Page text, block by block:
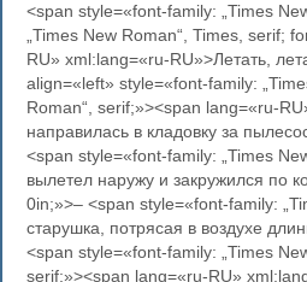
<span style=«font-family: „Times
„Times New Roman“, Times, serif;
RU» xml:lang=«ru-RU»>Летать,
align=«left» style=«font-family:
Roman“, serif;»><span lang=«ru-
направилась в кладовку за
<span style=«font-family: „Times
вылетел наружу и закружился по
0in;»>– <span style=«font-family:
старушка, потрясая в воздухе
<span style=«font-family: „Times
serif;»><span lang=«ru-RU»